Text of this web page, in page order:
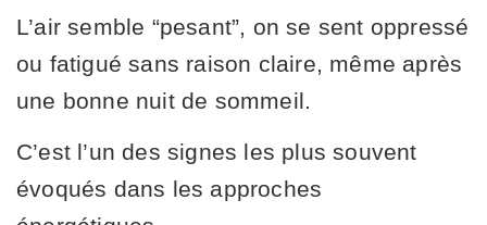
L’air semble “pesant”, on se sent oppressé
ou fatigué sans raison claire, même après
une bonne nuit de sommeil.
C’est l’un des signes les plus souvent
évoqués dans les approches